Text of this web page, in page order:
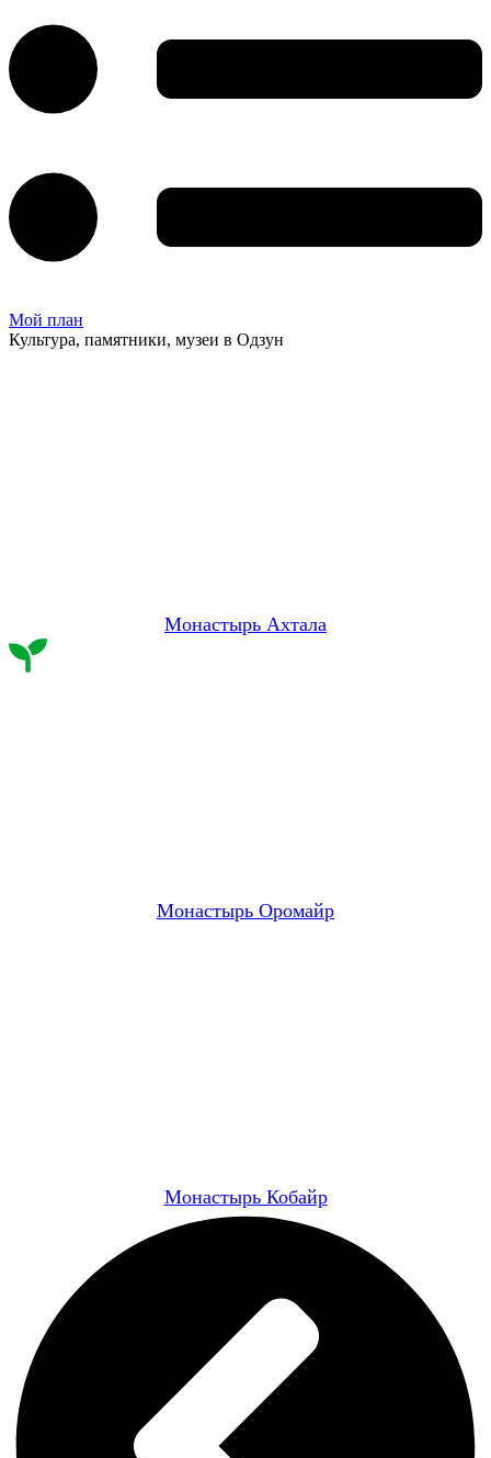
Мой план
Культура, памятники, музеи в Одзун
Монастырь Ахтала
Монастырь Оромайр
Монастырь Кобайр